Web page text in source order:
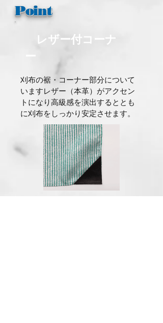
Point
レザー付コーナ
刈布の裾・コーナー部分について
いますレザー（本革）がアクセン
トになり高級感を演出するととも
に刈布を ​しっかり安定させます。